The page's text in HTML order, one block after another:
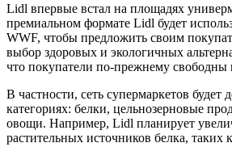
Lidl впервые встал на площадях
премиальном формате Lidl будет
WWF, чтобы предложить своим
выбор здоровых и экологичных
что покупатели по-прежнему свободны
В частности, сеть супермаркетов будет
категориях: белки, цельнозерновые
овощи. Например, Lidl планирует
растительных источников белка, таких